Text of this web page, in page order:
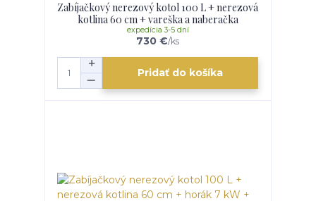
Zabíjačkový nerezový kotol 100 L + nerezová
kotlina 60 cm + vareška a naberačka
730 €/ks
expedícia 3-5 dní
Pridať do košíka